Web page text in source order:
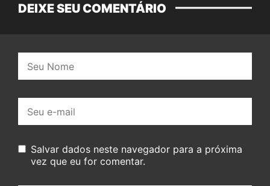
DEIXE SEU COMENTÁRIO
mail:
Salvar dados neste navegador para a próxima
vez que eu for comentar.